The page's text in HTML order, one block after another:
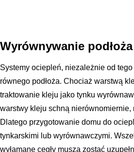
Wyrównywanie
Systemy ociepleń, niezależnie od
równego podłoża. Chociaż warstwą
traktowanie kleju jako tynku
warstwy kleju schną
Dlatego przygotowanie domu do
tynkarskimi lub wyrównawczymi.
wyłamane cegły muszą zostać